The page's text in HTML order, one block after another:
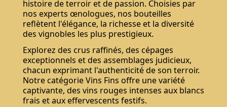
histoire de terroir et de passion. Choisies par
nos experts œnologues, nos bouteilles
reflètent l'élégance, la richesse et la diversité
des vignobles les plus prestigieux.
Explorez des crus raffinés, des cépages
exceptionnels et des assemblages judicieux,
chacun exprimant l'authenticité de son terroir.
Notre catégorie Vins Fins offre une variété
captivante, des vins rouges intenses aux blancs
frais et aux effervescents festifs.